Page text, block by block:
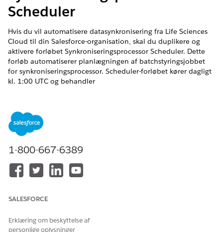
Scheduler
Hvis du vil automatisere datasynkronisering fra Life Sciences
Cloud til din Salesforce-organisation, skal du duplikere og
aktivere forløbet Synkroniseringsprocessor Scheduler. Dette
forløb automatiserer planlægningen af batchstyringsjobbet
for synkroniseringsprocessor. Scheduler-forløbet kører dagligt
kl. 1:00 UTC og behandler
EDITIONSHEADING
Sciences Cloud, Life Sciences Cloud for Customer
Engagement-tilføjelsesprogramlicens og den
Hvis du vil aktivere eller
1-800-667-6389
SALESFORCE
Erklæring om beskyttelse af
personlige oplysninger